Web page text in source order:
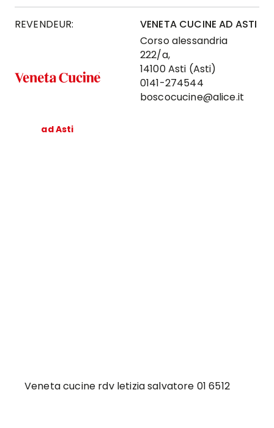
REVENDEUR:
ad Asti
VENETA CUCINE AD ASTI
Corso alessandria
222/a,
14100 Asti (Asti)
0141-274544
boscocucine@alice.it
Veneta cucine rdv letizia salvatore 01 6512